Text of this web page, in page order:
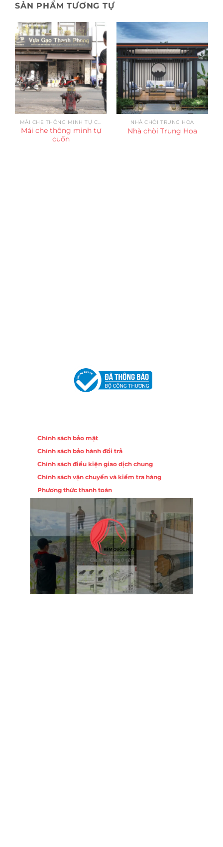
SẢN PHẨM TƯƠNG TỰ
MÁI CHE THÔNG MINH TỰ CUỐN
Mái che thông minh tự
cuốn
NHÀ CHÒI TRUNG HOA
Nhà chòi Trung Hoa
Chính sách bảo mật
Chính sách bảo hành đổi trả
Chính sách điều kiện giao dịch chung
Chính sách vận chuyển và kiểm tra hàng
Phương thức thanh toán